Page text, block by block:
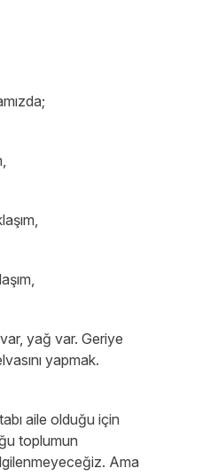
yağ var. Geriye
yapmak.
aile olduğu için
toplumun
Ama